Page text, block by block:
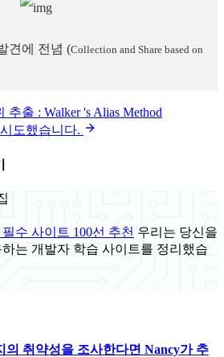
견에 전념 (Collection and Share based on
출 : Walker 's Alias ​​Method
도했습니다.
수 사이트 100선 추천 우리는 당신을
는 개발자 학습 사이트를 정리했습
의 취약성을 조사한다면 Nancy가 추